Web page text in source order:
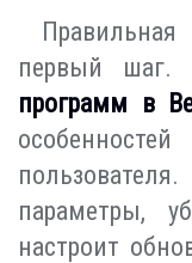
первый
программ в
параметры,
настроит